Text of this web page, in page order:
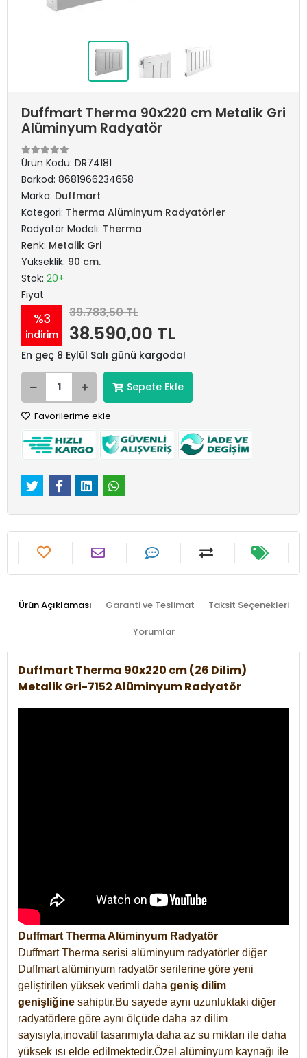
Duffmart Therma 90x220 cm Metalik Gri
Alüminyum Radyatör
Ürün Kodu: DR74181
Barkod: 8681966234658
Marka: Duffmart
Kategori: Therma Alüminyum Radyatörler
Radyatör Modeli: Therma
Renk: Metalik Gri
Yükseklik: 90 cm.
Stok: 20+
Fiyat
%3
indirim
39.783,50 TL
38.590,00 TL
En geç 8 Eylül Salı günü kargoda!
Sepete Ekle
Favorilerime ekle
Ürün Açıklaması Garanti ve Teslimat Taksit Seçenekleri
Yorumlar
Duffmart Therma 90x220 cm (26 Dilim)
Metalik Gri-7152 Alüminyum Radyatör
Duffmart Therma Alüminyum Radyatör
Duffmart Therma serisi alüminyum radyatörler diğer
Duffmart alüminyum radyatör serilerine göre yeni
geliştirilen yüksek verimli daha geniş dilim
genişliğine sahiptir.Bu sayede aynı uzunluktaki diğer
radyatörlere göre aynı ölçüde daha az dilim
sayısıyla,inovatif tasarımıyla daha az su miktarı ile daha
yüksek ısı elde edilmektedir.Özel alüminyum kaynağı ile